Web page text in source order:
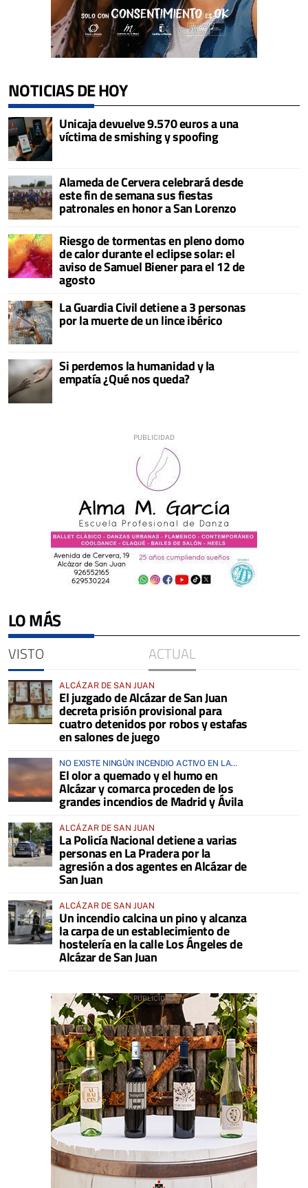
NOTICIAS DE HOY
Unicaja devuelve 9.570 euros a una
víctima de smishing y spoofing
Alameda de Cervera celebrará desde
este fin de semana sus fiestas
patronales en honor a San Lorenzo
Riesgo de tormentas en pleno domo
de calor durante el eclipse solar: el
aviso de Samuel Biener para el 12 de
agosto
La Guardia Civil detiene a 3 personas
por la muerte de un lince ibérico
Si perdemos la humanidad y la
empatía ¿Qué nos queda?
LO MÁS
VISTO ACTUAL
ALCÁZAR DE SAN JUAN
El juzgado de Alcázar de San Juan
decreta prisión provisional para
cuatro detenidos por robos y estafas
en salones de juego
NO EXISTE NINGÚN INCENDIO ACTIVO EN LA
COMARCA
El olor a quemado y el humo en
Alcázar y comarca proceden de los
grandes incendios de Madrid y Ávila
ALCÁZAR DE SAN JUAN
La Policía Nacional detiene a varias
personas en La Pradera por la
agresión a dos agentes en Alcázar de
San Juan
ALCÁZAR DE SAN JUAN
Un incendio calcina un pino y alcanza
la carpa de un establecimiento de
hostelería en la calle Los Ángeles de
Alcázar de San Juan